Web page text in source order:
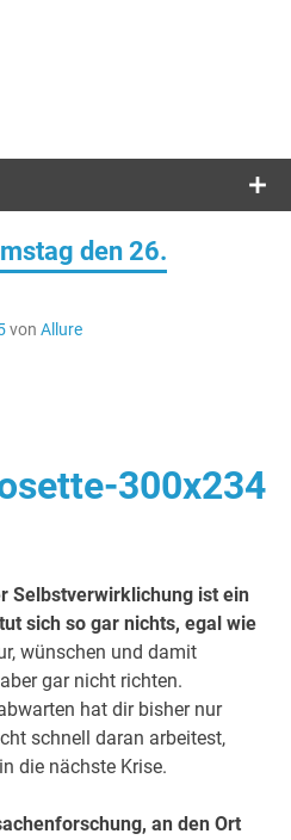
den 26.
von Allure
Selbstverwirklichung ist ein
sich so gar nichts, egal wie
wünschen und damit
gar nicht richten.
hat dir bisher nur
schnell daran arbeitest,
die nächste Krise.
an den Ort